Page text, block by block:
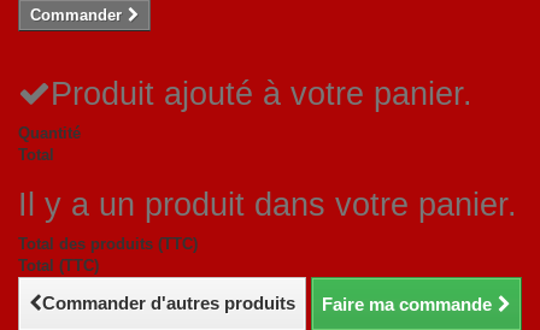
Commander
Produit ajouté à votre panier.
Quantité
Total
Il y a un produit dans votre panier.
Total des produits (TTC)
Total (TTC)
Commander d'autres produits Faire ma commande